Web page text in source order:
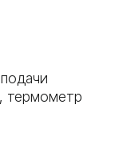
термометр